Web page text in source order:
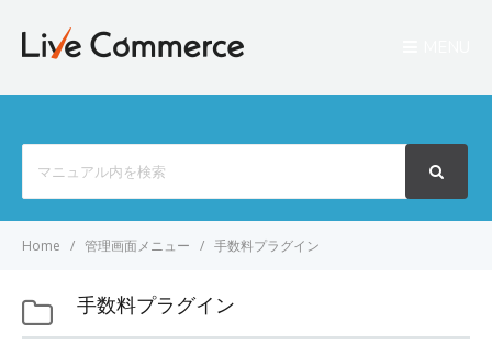
Home 管理画面メニュー 手数料プラグイン
手数料プラグイン